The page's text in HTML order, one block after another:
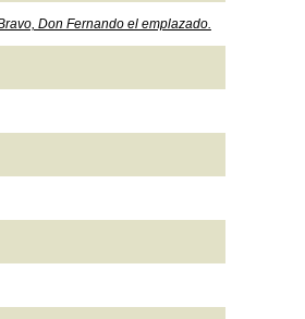
Don Fernando el emplazado.